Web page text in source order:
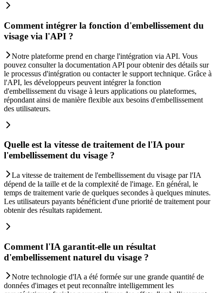
Comment intégrer la fonction d'embellissement du
visage via l'API ?
Notre plateforme prend en charge l'intégration via API. Vous
pouvez consulter la documentation API pour obtenir des détails sur
le processus d'intégration ou contacter le support technique. Grâce à
l'API, les développeurs peuvent intégrer la fonction
d'embellissement du visage à leurs applications ou plateformes,
répondant ainsi de manière flexible aux besoins d'embellissement
des utilisateurs.
Quelle est la vitesse de traitement de l'IA pour
l'embellissement du visage ?
La vitesse de traitement de l'embellissement du visage par l'IA
dépend de la taille et de la complexité de l'image. En général, le
temps de traitement varie de quelques secondes à quelques minutes.
Les utilisateurs payants bénéficient d'une priorité de traitement pour
obtenir des résultats rapidement.
Comment l'IA garantit-elle un résultat
d'embellissement naturel du visage ?
Notre technologie d'IA a été formée sur une grande quantité de
données d'images et peut reconnaître intelligemment les